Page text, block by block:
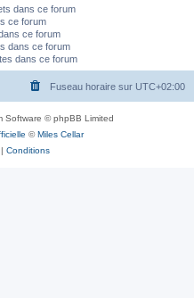
dans ce forum
ce forum
ce forum
dans ce forum
dans ce forum
Fuseau horaire sur UTC+02:00
Software © phpBB Limited
©Miles Cellar
| Conditions